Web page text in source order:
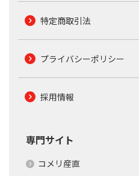
特定商取引法
プライバシーポリシー
採用情報
専門サイト
コメリ産直